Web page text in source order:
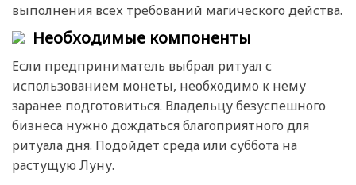
выполнения всех требований магического действа.
Необходимые компоненты
Если предприниматель выбрал ритуал с
использованием монеты, необходимо к нему
заранее подготовиться. Владельцу безуспешного
бизнеса нужно дождаться благоприятного для
ритуала дня. Подойдет среда или суббота на
растущую Луну.